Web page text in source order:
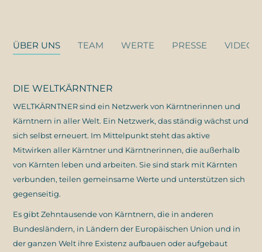
ÜBER UNS TEAM WERTE PRESSE VIDEOS
DIE WELTKÄRNTNER
WELTKÄRNTNER sind ein Netzwerk von Kärntnerinnen und
Kärntnern in aller Welt. Ein Netzwerk, das ständig wächst und
sich selbst erneuert. Im Mittelpunkt steht das aktive
Mitwirken aller Kärntner und Kärntnerinnen, die außerhalb
von Kärnten leben und arbeiten. Sie sind stark mit Kärnten
verbunden, teilen gemeinsame Werte und unterstützen sich
gegenseitig.
Es gibt Zehntausende von Kärntnern, die in anderen
Bundesländern, in Ländern der Europäischen Union und in
der ganzen Welt ihre Existenz aufbauen oder aufgebaut